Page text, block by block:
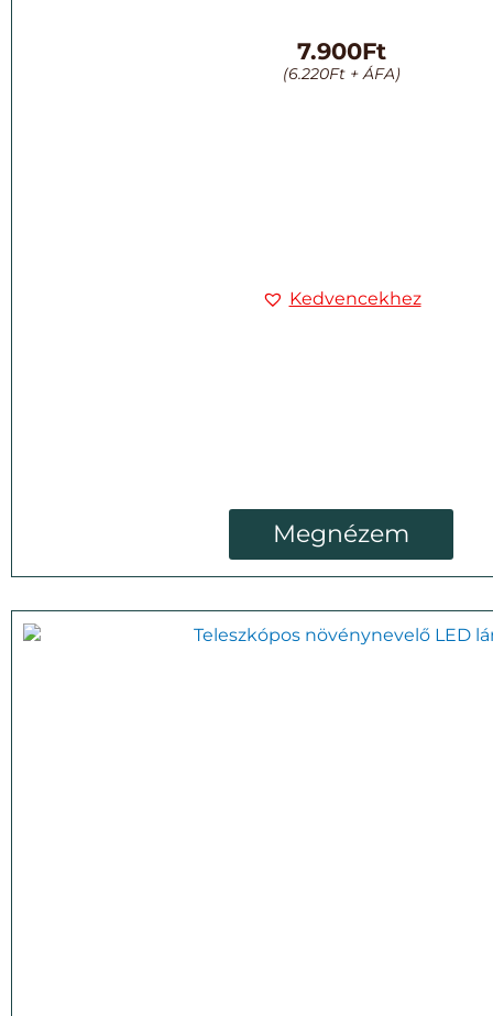
7.900Ft
(6.220Ft+ ÁFA)
Kedvencekhez
Megnézem